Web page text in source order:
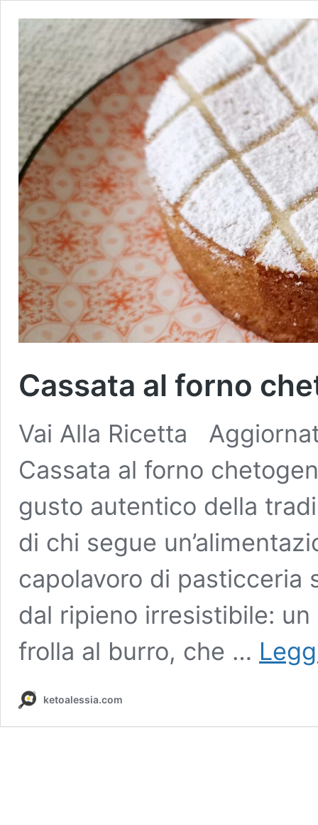
Cassata al forno
Vai Alla Ricetta
Cassata al forno
gusto autentico della
di chi segue
capolavoro di pasticceria
dal ripieno irresistibile:
frolla al burro, che …
ketoalessia.com